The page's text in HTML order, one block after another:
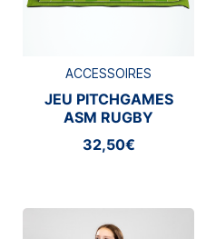
ACCESSOIRES
JEU PITCHGAMES
ASM RUGBY
32,50€